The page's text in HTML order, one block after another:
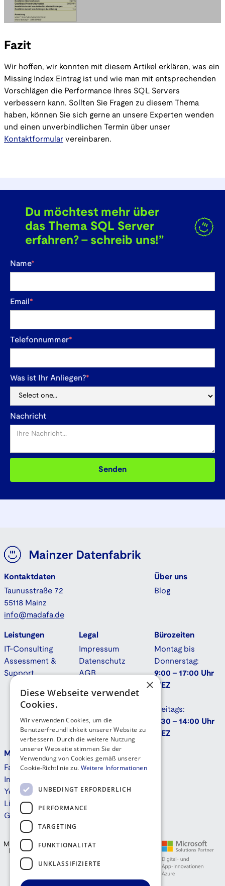
Fazit
Wir hoffen, wir konnten mit diesem Artikel erklären, was ein
Missing Index Eintrag ist und wie man mit entsprechenden
Vorschlägen die Performance Ihres SQL Servers
verbessern kann. Sollten Sie Fragen zu diesem Thema
haben, können Sie sich gerne an unsere Experten wenden
und einen unverbindlichen Termin über unser
Kontaktformular vereinbaren.
Du möchtest mehr über
das Thema SQL Server
erfahren? - schreib uns!”
Name*
Email *
Telefonnummer*
Was ist Ihr Anliegen?*
Nachricht
Kontaktdaten
Taunusstraße 72
55118 Mainz
info@madafa.de
Über uns
Blog
Leistungen
IT-Consulting
Assessment &
Support
Legal
Impressum
Datenschutz
AGB
Bürozeiten
Montag bis
Donnerstag:
9:00 - 17:00 Uhr
MEZ
Freitags:
9:30 - 14:00 Uhr
MEZ
Mehr
Facebook
Instagram
Youtube
Linkedin
GitHub
Kontakt
×
Diese Webseite verwendet
Cookies.
Wir verwenden Cookies, um die
Benutzerfreundlichkeit unserer Website zu
verbessern. Durch die weitere Nutzung
unserer Webseite stimmen Sie der
Verwendung von Cookies gemäß unserer
Cookie-Richtlinie zu. Weitere Informationen
UNBEDINGT ERFORDERLICH
PERFORMANCE
TARGETING
FUNKTIONALITÄT
UNKLASSIFIZIERTE